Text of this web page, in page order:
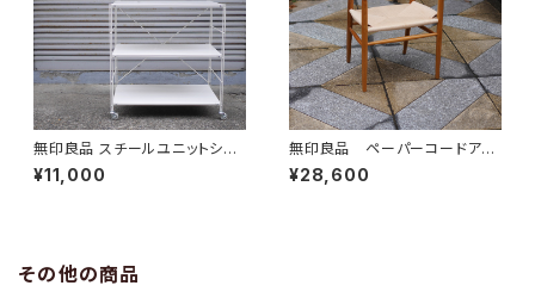
無印良品 スチールユニットシェ
ルフ ワイド
¥11,000
無印良品 ペーパーコードアー
ムチェア
¥28,600
その他の商品